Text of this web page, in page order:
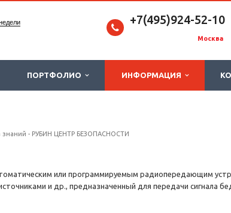
+7(495)924-52-10
Москва
ПОРТФОЛИО ИНФОРМАЦИЯ
знаний - РУБИН ЦЕНТР БЕЗОПАСНОСТИ
или программируемым радиопередающим
и др., предназначенный для передачи сигнала